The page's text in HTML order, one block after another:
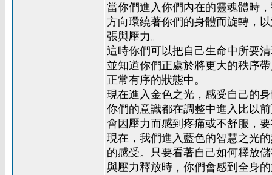
當你們進入你們內在的靈魂體時
方向環繞著你們的身體而旋轉，
張與壓力。
這時你們可以把自己生命中所要
並知道你們正處於將更大的秩序
正常有序的狀態中。
現在進入金色之光，感受自己的
你們的意識都在調整中進入比以
會因壓力而感到疼痛或不舒服，
現在，我們進入藍色的智慧之光
的感受。只要看著自己如何釋放
與壓力釋放時，你們會感到全身